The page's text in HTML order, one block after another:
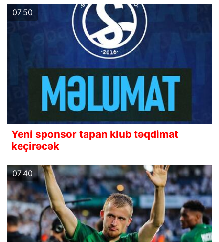
07:50
Yeni sponsor tapan klub təqdimat
keçirəcək
07:40